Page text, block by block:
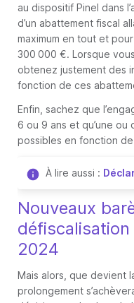
au dispositif Pinel dans
d’un abattement fiscal
maximum en tout et
300 000 €. Lorsque
obtenez justement des
fonction de ces
Enfin, sachez que
6 ou 9 ans et qu’une
possibles en fonction
À lire aussi :
Nouveaux
2024
Mais alors, que devient
prolongement